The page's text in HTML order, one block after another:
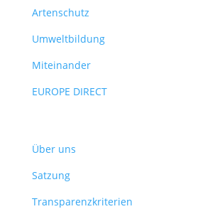
Artenschutz
Umweltbildung
Miteinander
EUROPE DIRECT
Über uns
Satzung
Transparenzkriterien